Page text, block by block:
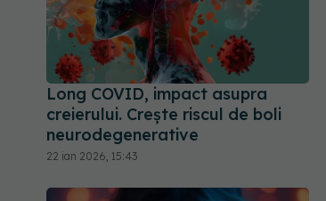
Long COVID, impact asupra
creierului. Crește riscul de boli
neurodegenerative
22 ian 2026, 15:43